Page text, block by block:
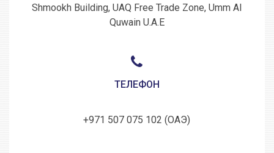
Shmookh Building, UAQ Free Trade Zone, Umm Al
Quwain U.A.E
ТЕЛЕФОН
+971 507 075 102 (ОАЭ)